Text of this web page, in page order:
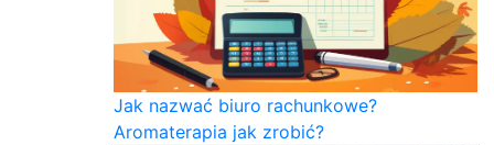
Jak nazwać biuro rachunkowe?
Aromaterapia jak zrobić?